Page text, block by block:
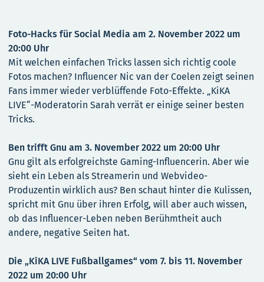
Foto-Hacks für Social Media am 2. November 2022 um
20:00 Uhr
Mit welchen einfachen Tricks lassen sich richtig coole
Fotos machen? Influencer Nic van der Coelen zeigt seinen
Fans immer wieder verblüffende Foto-Effekte. „KiKA
LIVE“-Moderatorin Sarah verrät er einige seiner besten
Tricks.
Ben trifft Gnu am 3. November 2022 um 20:00 Uhr
Gnu gilt als erfolgreichste Gaming-Influencerin. Aber wie
sieht ein Leben als Streamerin und Webvideo-
Produzentin wirklich aus? Ben schaut hinter die Kulissen,
spricht mit Gnu über ihren Erfolg, will aber auch wissen,
ob das Influencer-Leben neben Berühmtheit auch
andere, negative Seiten hat.
Die „KiKA LIVE Fußballgames“ vom 7. bis 11. November
2022 um 20:00 Uhr